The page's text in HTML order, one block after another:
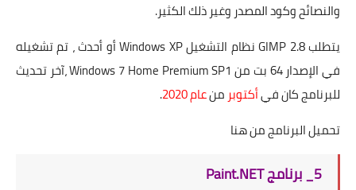
والنصائح وكود المصدر وغير ذلك الكثير.
يتطلب GIMP 2.8 نظام التشغيل Windows XP أو أحدث ، تم تشغيله
في الإصدار 64 بت من Windows 7 Home Premium SP1 ،آخر تحديث
للبرنامج كان فيأكتوبر منعام 2020
.
تحميل البرنامج منهنا
5_ برنامج Paint.NET